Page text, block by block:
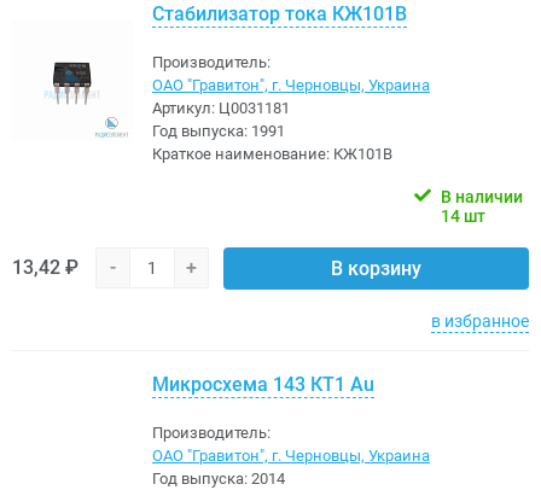
Стабилизатор тока КЖ101В
Производитель:
ОАО "Гравитон", г. Черновцы, Украина
Артикул: Ц0031181
Год выпуска: 1991
Краткое наименование: КЖ101В
В наличии
14 шт
13,42 ₽ - + В корзину
в избранное
Микросхема 143 КТ1 Au
Производитель:
ОАО "Гравитон", г. Черновцы, Украина
Год выпуска: 2014